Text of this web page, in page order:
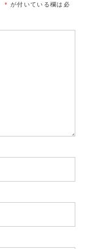
* が付いている欄は必